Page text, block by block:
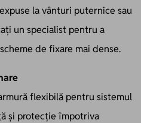
la vânturi puternice sau
un specialist pentru a
de fixare mai dense.
flexibilă pentru sistemul
și protecție împotriva